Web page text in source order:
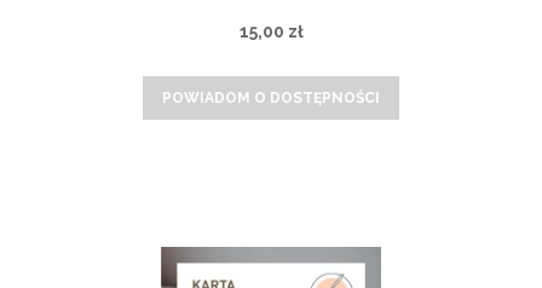
15,00 zł
POWIADOM O DOSTĘPNOŚCI